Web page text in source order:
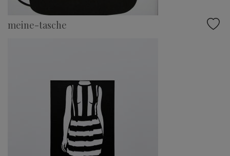
meine-tasche